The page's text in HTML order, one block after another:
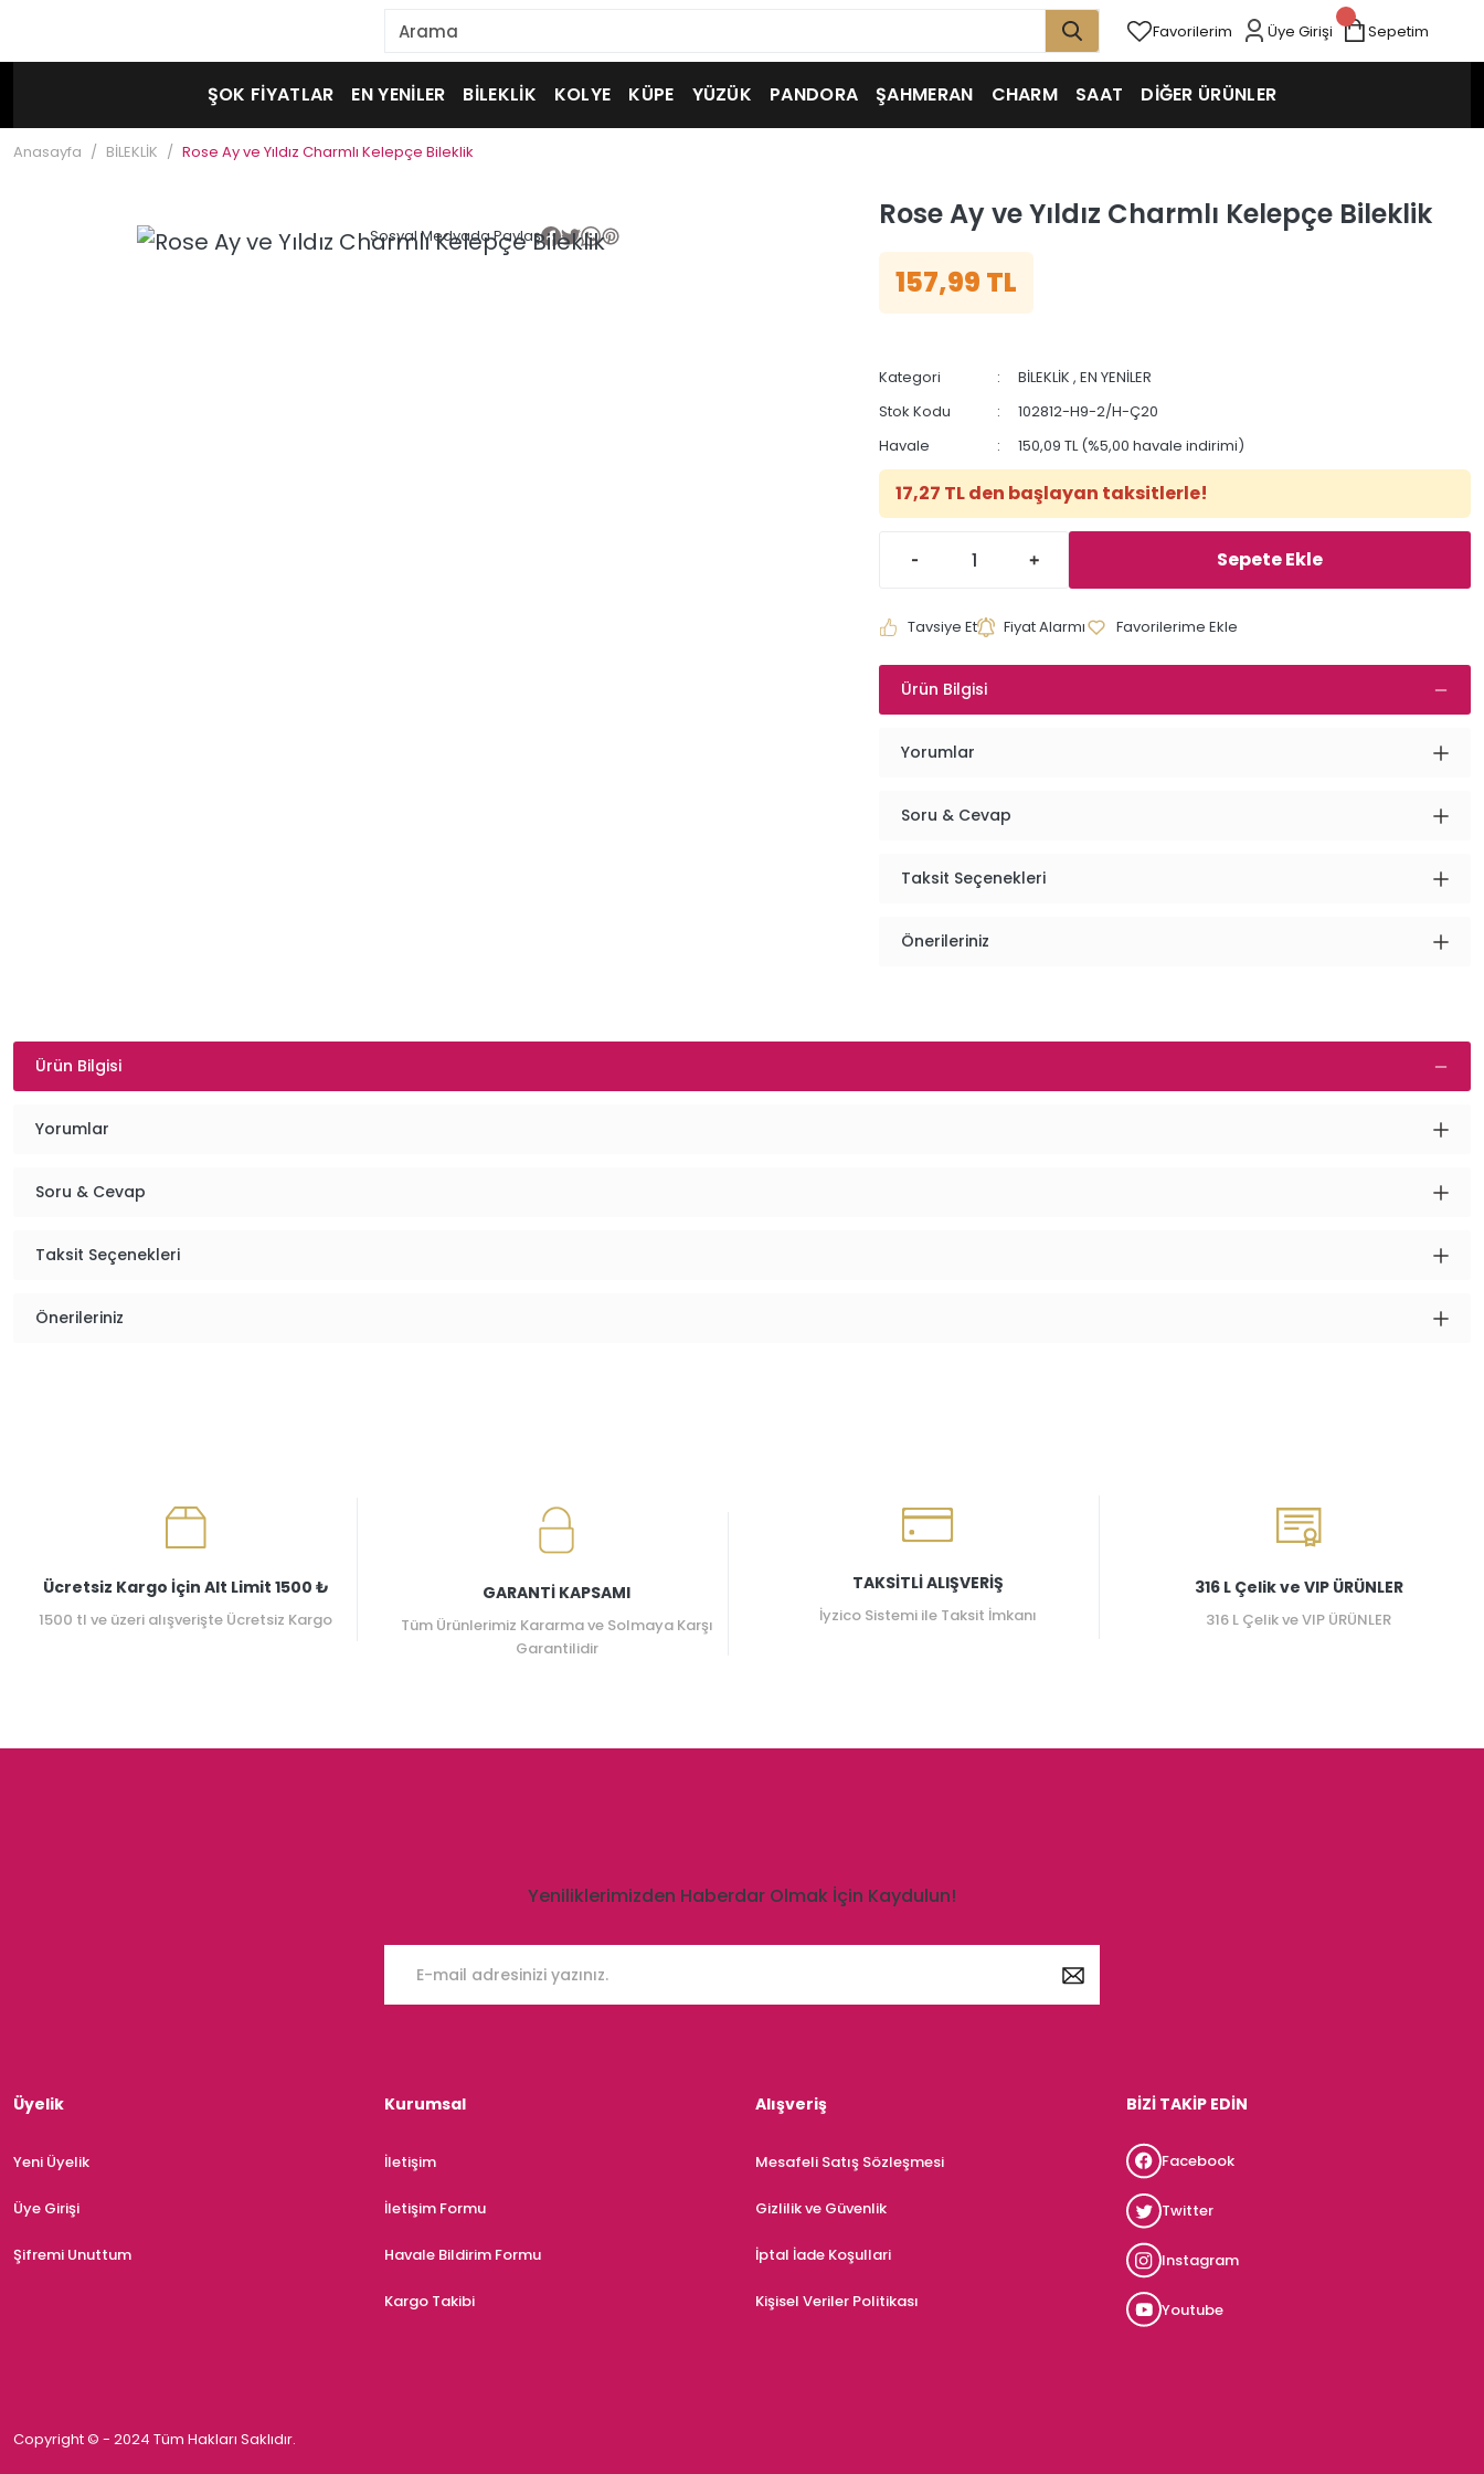
Favorilerim Üye Girişi Sepetim
ŞOK FİYATLAR EN YENİLER BİLEKLİK KOLYE KÜPE YÜZÜK PANDORA ŞAHMERAN CHARM SAAT DİĞER ÜRÜNLER
Anasayfa BİLEKLİK Rose Ay ve Yıldız Charmlı Kelepçe Bileklik
Sosyal Medyada Paylaş
Rose Ay ve Yıldız Charmlı Kelepçe Bileklik
157,99 TL
Kategori BİLEKLİK ,EN YENİLER
Stok Kodu
102812-H9-2/H-Ç20
Havale
150,09 TL (%5,00 havale indirimi)
17,27 TL den başlayan taksitlerle!
Sepete Ekle
Tavsiye Et Fiyat Alarmı
Ürün Bilgisi
Yorumlar
Soru & Cevap
Taksit Seçenekleri
Önerileriniz
Ürün Bilgisi
Yorumlar
Soru & Cevap
Taksit Seçenekleri
Önerileriniz
Ücretsiz Kargo İçin Alt Limit 1500 ₺
1500 tl ve üzeri alışverişte Ücretsiz Kargo
GARANTİ KAPSAMI
Tüm Ürünlerimiz Kararma ve Solmaya Karşı
Garantilidir
TAKSİTLİ ALIŞVERİŞ
İyzico Sistemi ile Taksit İmkanı
316 L Çelik ve VIP ÜRÜNLER
316 L Çelik ve VIP ÜRÜNLER
Yeniliklerimizden Haberdar Olmak İçin Kaydulun!
Üyelik
Yeni Üyelik
Üye Girişi
Şifremi Unuttum
Kurumsal
İletişim
İletişim Formu
Havale Bildirim Formu
Kargo Takibi
Alışveriş
Mesafeli Satış Sözleşmesi
Gizlilik ve Güvenlik
İptal İade Koşullari
Kişisel Veriler Politikası
BİZİ TAKİP EDİN
Facebook
Twitter
Instagram
Youtube
Copyright © - 2024 Tüm Hakları Saklıdır.